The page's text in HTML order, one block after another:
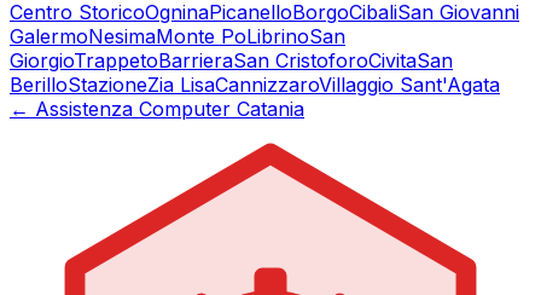
Centro StoricoOgninaPicanelloBorgoCibaliSan Giovanni
GalermoNesimaMonte PoLibrinoSan
GiorgioTrappetoBarrieraSan CristoforoCivitaSan
BerilloStazioneZia LisaCannizzaroVillaggio Sant'Agata
← Assistenza Computer Catania